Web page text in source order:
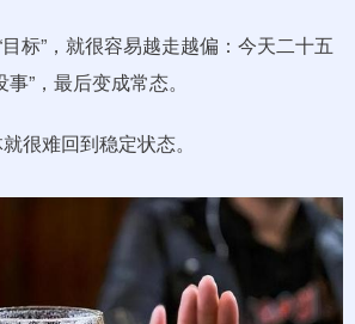
目标”，就很容易越走越偏：今天二十五
”，最后变成常态。
很难回到稳定状态。